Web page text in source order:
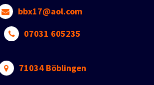
bbx17@aol.com
07031 605235
71034 Böblingen